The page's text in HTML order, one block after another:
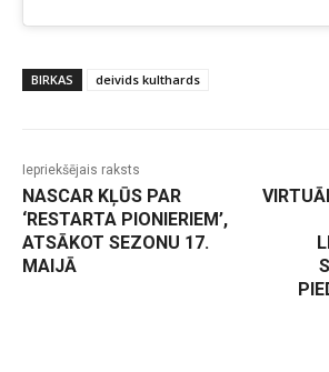
BIRKAS deivids kulthards
Iepriekšējais raksts
NASCAR KĻŪS PAR
‘RESTARTA PIONIERIEM’,
ATSĀKOT SEZONU 17.
MAIJĀ